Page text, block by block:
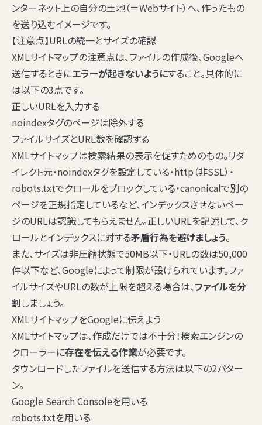
ンターネット上の自分の土地（＝Webサイト）へ、作ったもの
を送り込むイメージです。
【注意点】URLの統一とサイズの確認
XMLサイトマップの注意点は、ファイルの作成後、Googleへ
送信するときにエラーが起きないようにすること。具体的に
は以下の3点です。
正しいURLを入力する
noindexタグのページは除外する
ファイルサイズとURL数を確認する
XMLサイトマップは検索結果の表示を促すためのもの。リダ
イレクト元・noindexタグを設定している・http（非SSL）・
robots.txtでクロールをブロックしている・canonicalで別の
ページを正規指定しているなど、インデックスさせないペー
ジのURLは認識してもらえません。正しいURLを記述して、ク
ロールとインデックスに対する矛盾行為を避けましょう。
また、サイズは非圧縮状態で50MB以下・URLの数は50,000
件以下など、Googleによって制限が設けられています。ファ
イルサイズやURLの数が上限を超える場合は、ファイルを分
割しましょう。
XMLサイトマップをGoogleに伝えよう
XMLサイトマップは、作成だけでは不十分！検索エンジンの
クローラーに存在を伝える作業が必要です。
ダウンロードしたファイルを送信する方法は以下の2パター
ン。
Google Search Consoleを用いる
robots.txtを用いる